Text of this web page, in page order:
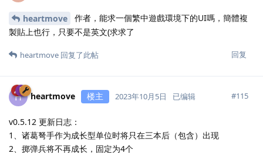
heartmove
作者，能求一個繁中遊戲環境下的UI嗎，簡體複
製貼上也行，只要不是英文(求求了
回复
heartmove 回复了此帖
H heartmove 楼主 2023年10月5日 已编辑 #115
v0.5.12 更新日志：
1、诸葛弩手作为成长型单位时将只在三本后（包含）出现
2、掷弹兵将不再成长，固定为4个